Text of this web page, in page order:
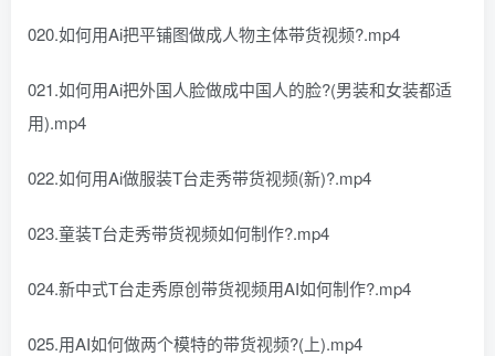
020.如何用Ai把平铺图做成人物主体带货视频?.mp4
021.如何用Ai把外国人脸做成中国人的脸?(男装和女装都适
用).mp4
022.如何用Ai做服装T台走秀带货视频(新)?.mp4
023.童装T台走秀带货视频如何制作?.mp4
024.新中式T台走秀原创带货视频用AI如何制作?.mp4
025.用AI如何做两个模特的带货视频?(上).mp4